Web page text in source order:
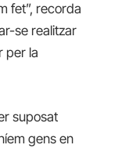
fet”, recorda
se realitzar
per la
suposat
gens en